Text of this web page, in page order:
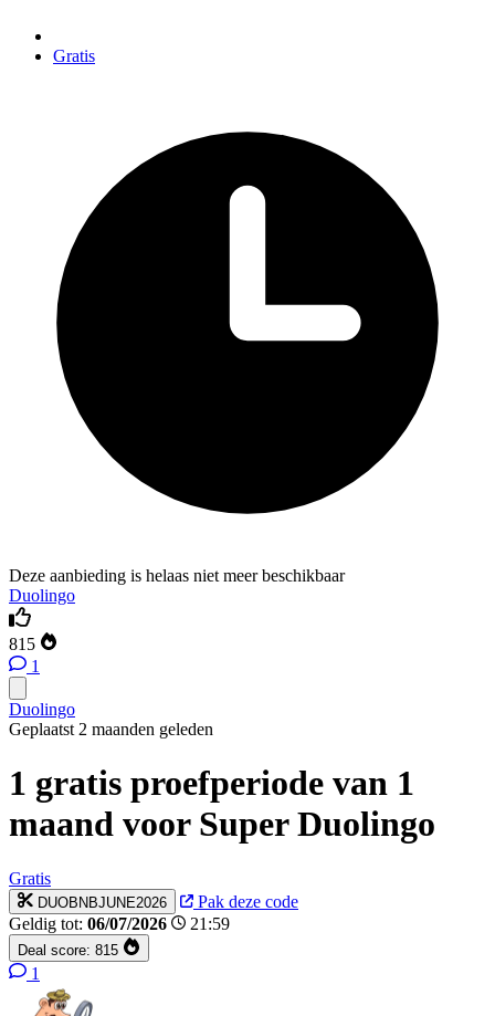
Gratis
Deze aanbieding is helaas niet meer beschikbaar
Duolingo
815
1
Duolingo
Geplaatst 2 maanden geleden
1 gratis proefperiode van 1
maand voor Super Duolingo
Gratis
DUOBNBJUNE2026
Pak deze code
Geldig tot: 06/07/2026 21:59
Deal score: 815
1